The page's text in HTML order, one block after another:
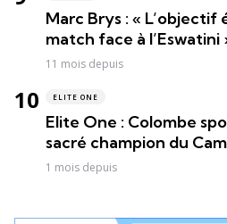
Marc Brys : «
match face à l’Eswatini
11 mois depuis
ELITE ONE
Elite One : Colombe
sacré champion du
1 mois depuis